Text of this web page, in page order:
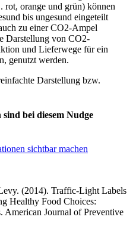
orange und grün) können
bis ungesund eingeteilt
zu einer CO2-Ampel
Darstellung von CO2-
und Lieferwege für ein
genutzt werden.
Darstellung bzw.
bei diesem Nudge
sichtbar machen
(2014). Traffic-Light Labels
Healthy Food Choices:
American Journal of Preventive